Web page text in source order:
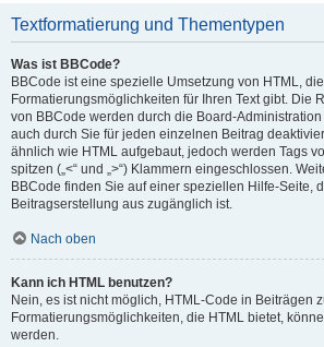
Textformatierung und Thementypen
Was ist BBCode?
BBCode ist eine spezielle Umsetzung von HTML,
Formatierungsmöglichkeiten für Ihren Text gibt. Die
von BBCode werden durch die Board-
auch durch Sie für jeden einzelnen Beitrag
ähnlich wie HTML aufgebaut, jedoch werden Tags
spitzen („<“ und „>“) Klammern eingeschlossen.
BBCode finden Sie auf einer speziellen Hilfe-Seite,
Beitragserstellung aus zugänglich ist.
Nach oben
Kann ich HTML benutzen?
Nein, es ist nicht möglich, HTML-Code in Beiträgen
Formatierungsmöglichkeiten, die HTML bietet,
werden.